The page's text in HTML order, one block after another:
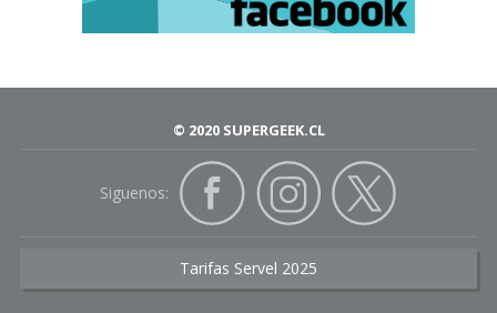
© 2020 SUPERGEEK.CL
Siguenos:
Tarifas Servel 2025